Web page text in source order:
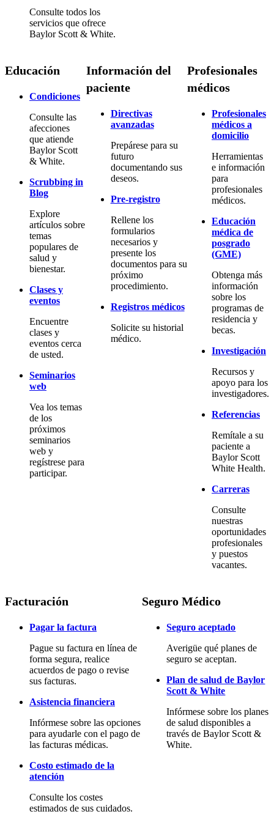
Consulte todos los
servicios que ofrece
Baylor Scott & White.
Educación
Condiciones
Consulte las
afecciones
que atiende
Baylor Scott
& White.
Scrubbing in
Blog
Explore
artículos sobre
temas
populares de
salud y
bienestar.
Clases y
eventos
Encuentre
clases y
eventos cerca
de usted.
Seminarios
web
Vea los temas
de los
próximos
seminarios
web y
regístrese para
participar.
Información del
paciente
Directivas
avanzadas
Prepárese para su
futuro
documentando sus
deseos.
Pre-registro
Rellene los
formularios
necesarios y
presente los
documentos para su
próximo
procedimiento.
Registros médicos
Solicite su historial
médico.
Profesionales
médicos
Profesionales
médicos a
domicilio
Herramientas
e información
para
profesionales
médicos.
Educación
médica de
posgrado
(GME)
Obtenga más
información
sobre los
programas de
residencia y
becas.
Investigación
Recursos y
apoyo para los
investigadores.
Referencias
Remítale a su
paciente a
Baylor Scott
White Health.
Carreras
Consulte
nuestras
oportunidades
profesionales
y puestos
vacantes.
Facturación
Pagar la factura
Pague su factura en línea de
forma segura, realice
acuerdos de pago o revise
sus facturas.
Asistencia financiera
Infórmese sobre las opciones
para ayudarle con el pago de
las facturas médicas.
Costo estimado de la
atención
Consulte los costes
estimados de sus cuidados.
Seguro Médico
Seguro aceptado
Averigüe qué planes de
seguro se aceptan.
Plan de salud de Baylor
Scott & White
Infórmese sobre los planes
de salud disponibles a
través de Baylor Scott &
White.